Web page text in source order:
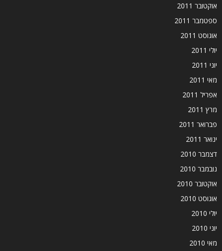
אוקטובר 2011
ספטמבר 2011
אוגוסט 2011
יולי 2011
יוני 2011
מאי 2011
אפריל 2011
מרץ 2011
פברואר 2011
ינואר 2011
דצמבר 2010
נובמבר 2010
אוקטובר 2010
אוגוסט 2010
יולי 2010
יוני 2010
מאי 2010